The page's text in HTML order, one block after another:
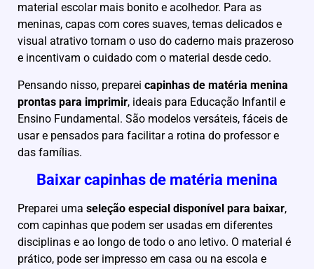
material escolar mais bonito e acolhedor. Para as
meninas, capas com cores suaves, temas delicados e
visual atrativo tornam o uso do caderno mais prazeroso
e incentivam o cuidado com o material desde cedo.
Pensando nisso, preparei capinhas de matéria menina
prontas para imprimir, ideais para Educação Infantil e
Ensino Fundamental. São modelos versáteis, fáceis de
usar e pensados para facilitar a rotina do professor e
das famílias.
Baixar capinhas de matéria menina
Preparei uma seleção especial disponível para baixar,
com capinhas que podem ser usadas em diferentes
disciplinas e ao longo de todo o ano letivo. O material é
prático, pode ser impresso em casa ou na escola e